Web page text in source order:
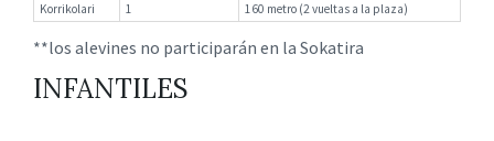
Korrikolari
1 160 metro (2 vueltas a la plaza)
**los alevines no participarán en la Sokatira
INFANTILES